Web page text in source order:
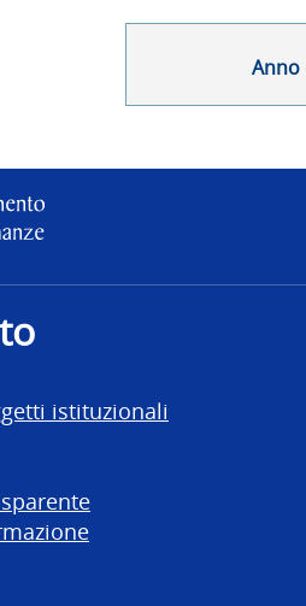
Anno
delle Finanze
istituzionali